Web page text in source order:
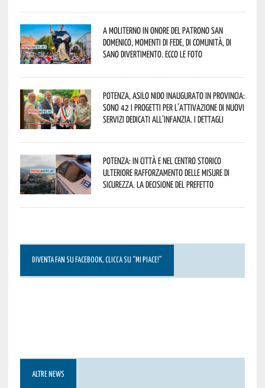
A Moliterno in onore del Patrono San
Domenico, momenti di fede, di comunità, di
sano divertimento. Ecco le foto
Potenza, asilo nido inaugurato in provincia:
sono 42 i progetti per l’attivazione di nuovi
servizi dedicati all’infanzia. I dettagli
Potenza: in città e nel centro storico
ulteriore rafforzamento delle misure di
sicurezza. La decisione del Prefetto
DIVENTA FAN SU FACEBOOK, CLICCA SU “MI PIACE!”
ALTRE NEWS